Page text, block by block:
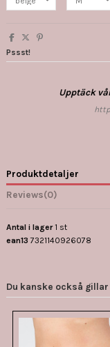
Pssst!
Upptäck
Produktdetaljer
Reviews(0)
Antal i lager 1 st
ean13 7321140926078
Du kanske också gillar